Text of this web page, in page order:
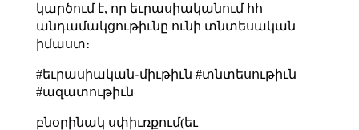
կարծում է, որ եւրասիականում հհ
անդամակցութիւնը ունի տնտեսական
իմաստ։
#եւրասիական֊միւթիւն #տնտեսութիւն
#ազատութիւն
բնօրինակ սփիւռքում(եւ